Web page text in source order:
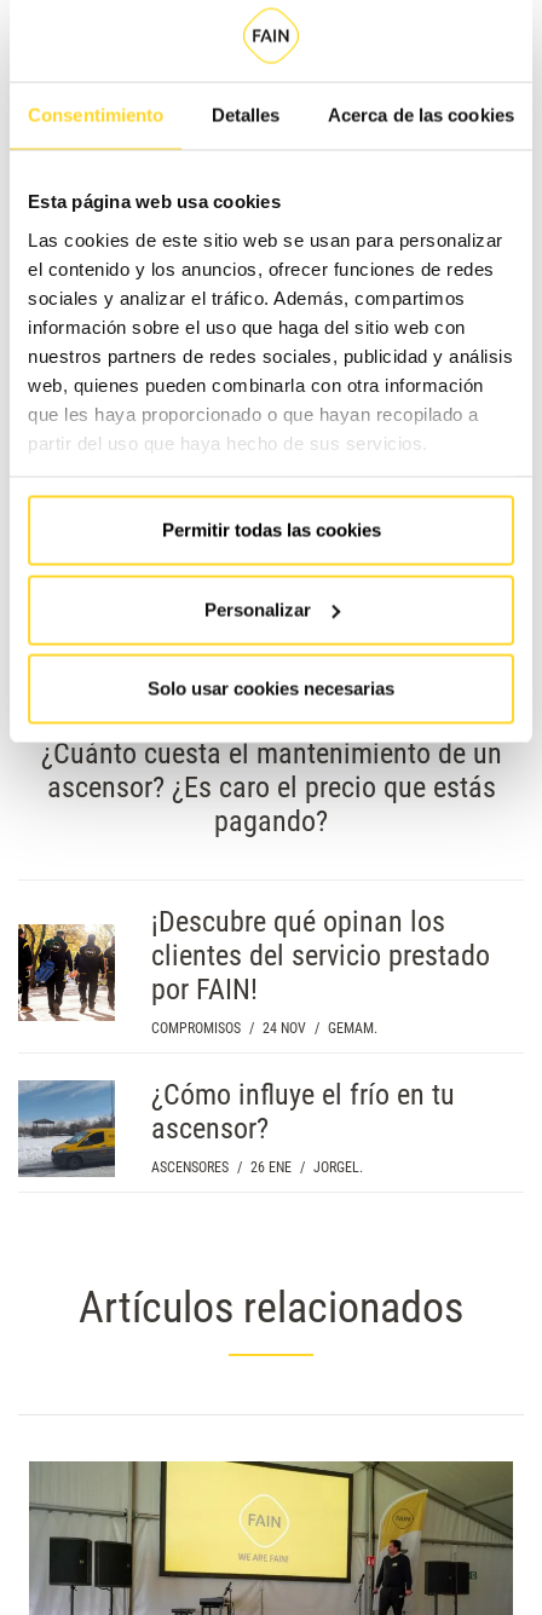
Consentimiento Detalles Acerca de las cookies
Esta página web usa cookies
Las cookies de este sitio web se usan para personalizar
el contenido y los anuncios, ofrecer funciones de redes
sociales y analizar el tráfico. Además, compartimos
información sobre el uso que haga del sitio web con
nuestros partners de redes sociales, publicidad y análisis
web, quienes pueden combinarla con otra información
que les haya proporcionado o que hayan recopilado a
partir del uso que haya hecho de sus servicios.
Permitir todas las cookies
Personalizar
Solo usar cookies necesarias
Buscar:
Artículos recomendados
¿Cuánto cuesta el mantenimiento de un
ascensor? ¿Es caro el precio que estás
pagando?
¡Descubre qué opinan los
clientes del servicio prestado
por FAIN!
COMPROMISOS / 24 NOV / GEMAM.
¿Cómo influye el frío en tu
ascensor?
ASCENSORES / 26 ENE / JORGEL.
Artículos relacionados